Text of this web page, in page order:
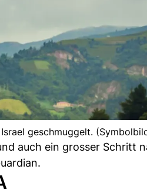
geschmuggelt.
auch ein grosser Schritt